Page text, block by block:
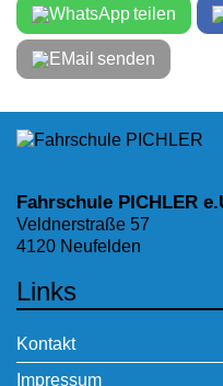
teilen
senden
Fahrschule PICHLER
Veldnerstraße 57
4120 Neufelden
Links
Kontakt
Impressum